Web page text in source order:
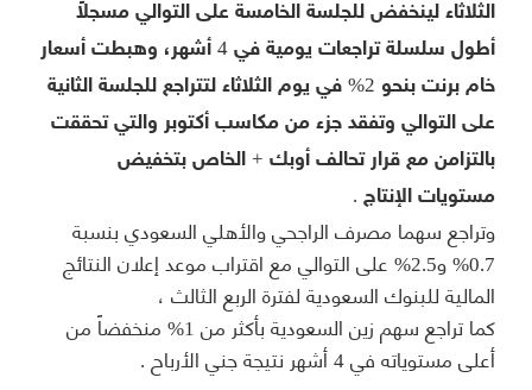
الثلاثاء لينخفض للجلسة الخامسة على التوالي مسجلاً
أطول سلسلة تراجعات يومية في 4 أشهر، وهبطت أسعار
خام برنت بنحو 2% في يوم الثلاثاء لتتراجع للجلسة الثانية
على التوالي وتفقد جزء من مكاسب أكتوبر والتي تحققت
بالتزامن مع قرار تحالف أوبك + الخاص بتخفيض
مستويات الإنتاج .
وتراجع سهما مصرف الراجحي والأهلي السعودي بنسبة
0.7% و2.5% على التوالي مع اقتراب موعد إعلان النتائج
المالية للبنوك السعودية لفترة الربع الثالث ،
كما تراجع سهم زين السعودية بأكثر من 1% منخفضاً من
أعلى مستوياته في 4 أشهر نتيجة جني الأرباح .